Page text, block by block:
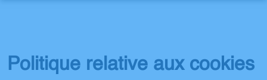
MAISONS FUNÉRAIRES
Politique relative aux cookies